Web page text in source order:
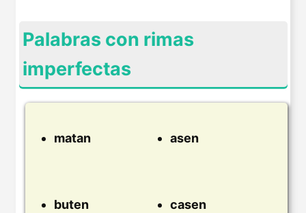
Palabras con rimas
imperfectas
matan asen
buten casen